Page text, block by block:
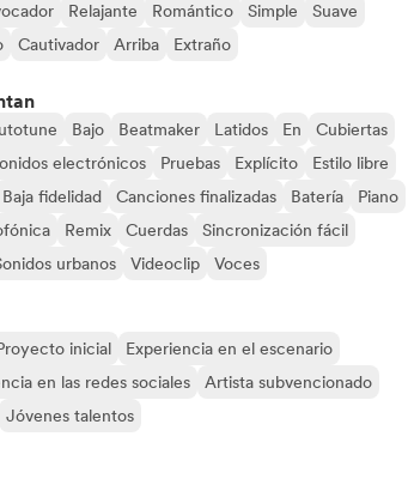
Relajante Romántico Simple
Suave
Cautivador Arriba Extraño
Bajo Beatmaker Latidos En
Cubiertas
electrónicos Pruebas Explícito
Estilo libre
Baja fidelidad Canciones finalizadas Batería
Piano
Remix Cuerdas
Sincronización fácil
urbanos Videoclip Voces
inicial
Experiencia en el escenario
en las redes sociales
Artista subvencionado
Jóvenes talentos